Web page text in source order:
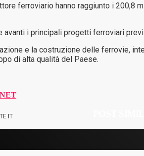
ferroviario hanno raggiunto i 200,8
i principali progetti ferroviari
e la costruzione delle ferrovie,
di alta qualità del Paese.
IT